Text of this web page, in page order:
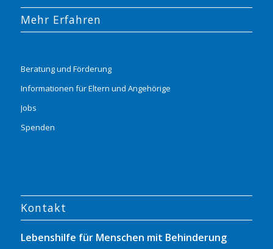
Mehr Erfahren
Beratung und Förderung
Informationen für Eltern und Angehörige
Jobs
Spenden
Kontakt
Lebenshilfe für Menschen mit Behinderung